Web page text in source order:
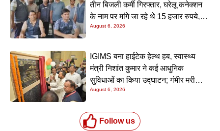
तीन बिजली कर्मी गिरफ्तार, घरेलू कनेक्शन
के नाम पर मांगे जा रहे थे 15 हजार रुपये,
निगरानी टीम ने रंगे हाथ पकड़ा
August 6, 2026
IGIMS बना हाईटेक हेल्थ हब, स्वास्थ्य
मंत्री निशांत कुमार ने कई आधुनिक
सुविधाओं का किया उद्घाटन; गंभीर मरीजों
के इलाज में आएगा बड़ा सुधार
August 6, 2026
Follow us